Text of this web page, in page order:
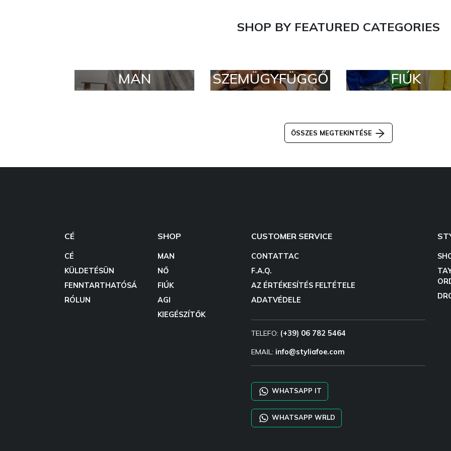
SHOP BY FEATURED CATEGORIES
MAN SZEMÜGYFÜGGŐ FIÚK
ÖSSZES MEGTEKINTÉSE
CÉ
CÉ
KÜLDETÉSÜN
FENNTARTHATÓSÁ
RÓLUN
SHOP
MAN
NŐ
FIÚK
AGI
KIEGÉSZÍTŐK
CUSTOMER SERVICE
CONTATTAC
F.A.Q.
AZ ÉRTÉKESÍTÉS FELTÉTELE
ADATVÉDELE
TELEFO: (+39) 06 782 5464
EMAIL: info@styliafoe.com
WHATSAPP IT
WHATSAPP WRLD